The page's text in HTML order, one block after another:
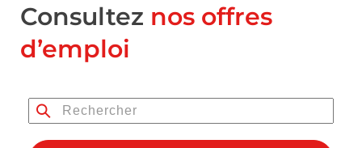
Consultez nos offres
d’emploi